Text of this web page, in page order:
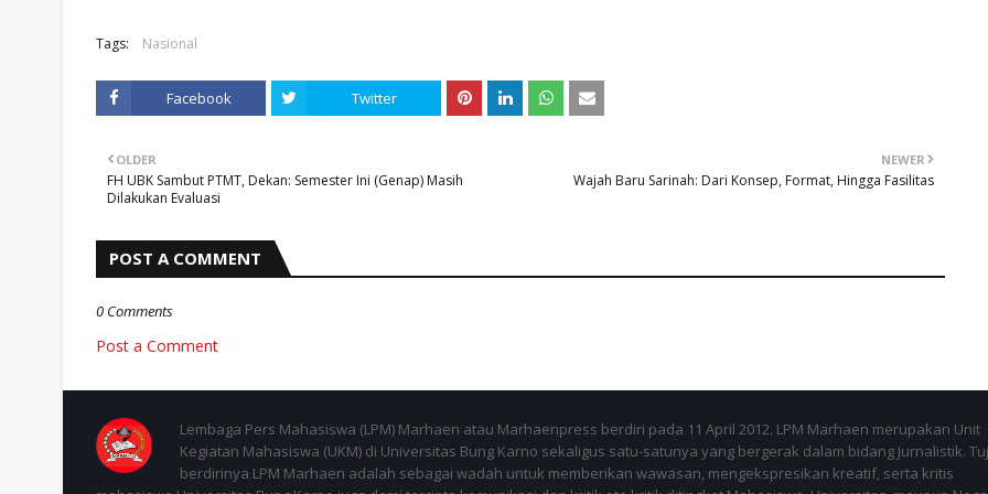
Tags: Nasional
Facebook Twitter
NEWER
Wajah Baru Sarinah: Dari Konsep, Format, Hingga Fasilitas
OLDER
FH UBK Sambut PTMT, Dekan: Semester Ini (Genap) Masih
Dilakukan Evaluasi
POST A COMMENT
0 Comments
Post a Comment
Lembaga Pers Mahasiswa (LPM) Marhaen atau Marhaenpress berdiri pada 11 April 2012. LPM Marhaen merupakan Unit
Kegiatan Mahasiswa (UKM) di Universitas Bung Karno sekaligus satu-satunya yang bergerak dalam bidang Jurnalistik.
berdirinya LPM Marhaen adalah sebagai wadah untuk memberikan wawasan, mengekspresikan kreatif, serta kritis